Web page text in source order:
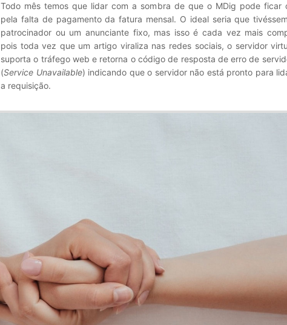
Todo mês temos que lidar com a sombra de que o MDig pode ficar
pela falta de pagamento da fatura mensal. O ideal seria que
patrocinador ou um anunciante fixo, mas isso é cada vez mais
pois toda vez que um artigo viraliza nas redes sociais, o servidor
suporta o tráfego web e retorna o código de resposta de erro de
(Service Unavailable) indicando que o servidor não está pronto para
a requisição.